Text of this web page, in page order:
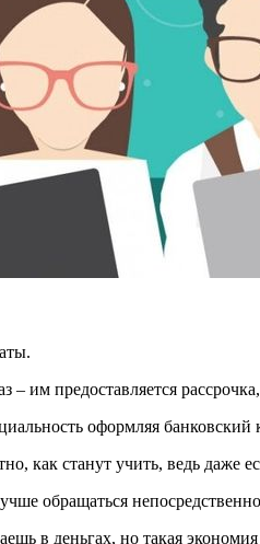
– им предоставляется
оформляя банковский
как станут учить, ведь даже
обращаться
в деньгах, но такая